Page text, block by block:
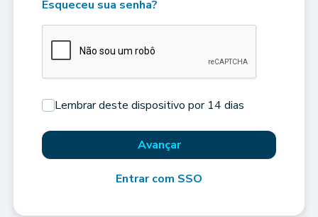
Esqueceu sua senha?
Lembrar deste dispositivo por 14 dias
Avançar
Entrar com SSO